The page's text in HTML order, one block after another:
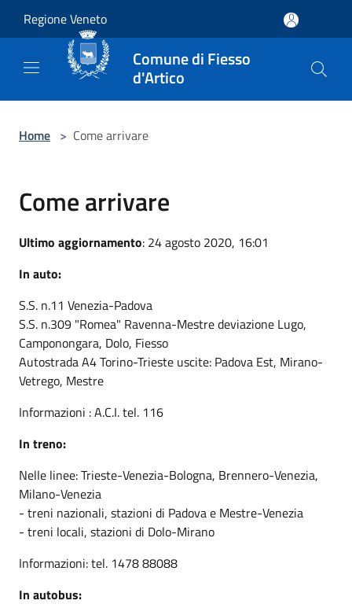
Regione Veneto
Comune di Fiesso
d'Artico
Home > Come arrivare
Come arrivare
Ultimo aggiornamento: 24 agosto 2020, 16:01
In auto:
S.S. n.11 Venezia-Padova
S.S. n.309 "Romea" Ravenna-Mestre deviazione Lugo,
Camponongara, Dolo, Fiesso
Autostrada A4 Torino-Trieste uscite: Padova Est, Mirano-
Vetrego, Mestre
Informazioni : A.C.I. tel. 116
In treno:
Nelle linee: Trieste-Venezia-Bologna, Brennero-Venezia,
Milano-Venezia
- treni nazionali, stazioni di Padova e Mestre-Venezia
- treni locali, stazioni di Dolo-Mirano
Informazioni: tel. 1478 88088
In autobus: